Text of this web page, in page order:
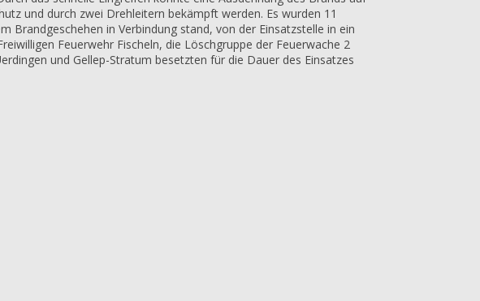
und durch zwei Drehleitern bekämpft werden. Es wurden 11
Brandgeschehen in Verbindung stand, von der Einsatzstelle in ein
Feuerwehr Fischeln, die Löschgruppe der Feuerwache 2
und Gellep-Stratum besetzten für die Dauer des Einsatzes